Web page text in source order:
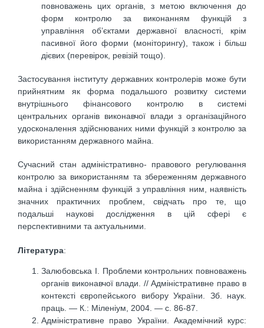
повноважень цих органів, з метою включення до
форм контролю за виконанням функцій з
управління об’єктами державної власності, крім
пасивної його форми (моніторингу), також і більш
дієвих (перевірок, ревізій тощо).
Застосування інституту державних контролерів може бути
прийнятним як форма подальшого розвитку системи
внутрішнього фінансового контролю в системі
центральних органів виконавчої влади з організаційного
удосконалення здійснюваних ними функцій з контролю за
використанням державного майна.
Сучасний стан адміністративно- правового регулювання
контролю за використанням та збереженням державного
майна і здійсненням функцій з управління ним, наявність
значних практичних проблем, свідчать про те, що
подальші наукові дослідження в цій сфері є
перспективними та актуальними.
Література:
Залюбовська І. Проблеми контрольних повноважень
органів виконавчої влади. // Адміністративне право в
контексті європейського вибору України. Зб. наук.
праць. — К.: Міленіум, 2004. — с. 86-87.
Адміністративне право України. Академічний курс: